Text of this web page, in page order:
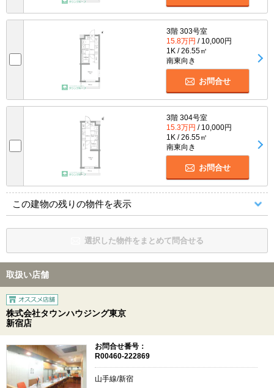
3階 303号室
15.8万円 / 10,000円
1K / 26.55㎡
南東向き
お問合せ
3階 304号室
15.3万円 / 10,000円
1K / 26.55㎡
南東向き
お問合せ
この建物の残りの物件を表示
選択した物件をまとめて問合せる
取扱い店舗
株式会社タウンハウジング東京
新宿店
お問合せ番号：
R00460-222869
山手線/新宿